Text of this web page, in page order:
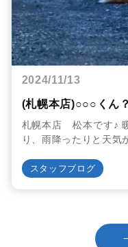
2024/11/13
(札幌本店)○○○くん
札幌本店 松本です♪
り、雨降ったりと天気
スタッフブログ